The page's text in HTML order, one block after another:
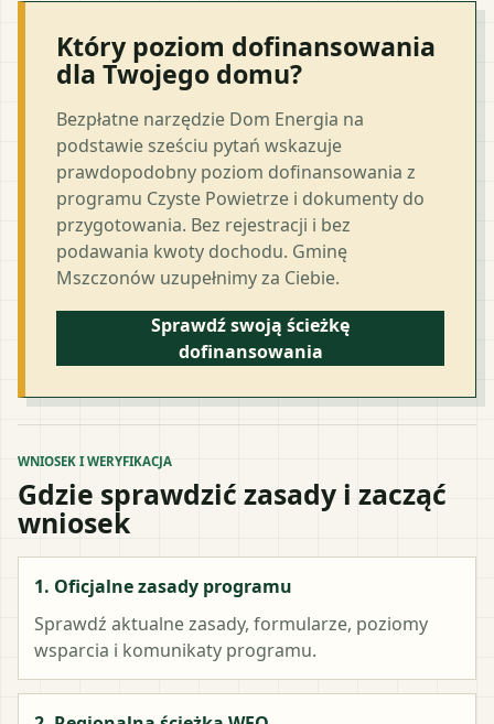
Który poziom dofinansowania
dla Twojego domu?
Bezpłatne narzędzie Dom Energia na
podstawie sześciu pytań wskazuje
prawdopodobny poziom dofinansowania z
programu Czyste Powietrze i dokumenty do
przygotowania. Bez rejestracji i bez
podawania kwoty dochodu. Gminę
Mszczonów uzupełnimy za Ciebie.
Sprawdź swoją ścieżkę
dofinansowania
WNIOSEK I WERYFIKACJA
Gdzie sprawdzić zasady i zacząć
wniosek
1. Oficjalne zasady programu
Sprawdź aktualne zasady, formularze, poziomy
wsparcia i komunikaty programu.